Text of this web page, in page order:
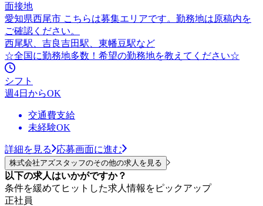
面接地
愛知県西尾市 こちらは募集エリアです。勤務地は原稿内を
ご確認ください。
西尾駅、吉良吉田駅、東幡豆駅など
☆全国に勤務地多数！希望の勤務地を教えてください☆
シフト
週4日からOK
交通費支給
未経験OK
詳細を見る 応募画面に進む
株式会社アズスタッフのその他の求人を見る
以下の求人はいかがですか？
条件を緩めてヒットした求人情報をピックアップ
正社員